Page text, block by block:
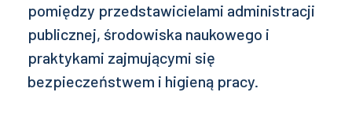
pomiędzy przedstawicielami administracji
publicznej, środowiska naukowego i
praktykami zajmującymi się
bezpieczeństwem i higieną pracy.